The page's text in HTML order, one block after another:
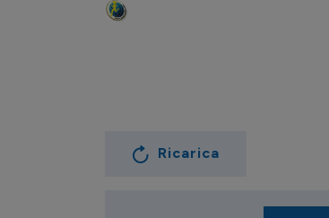
Ricarica